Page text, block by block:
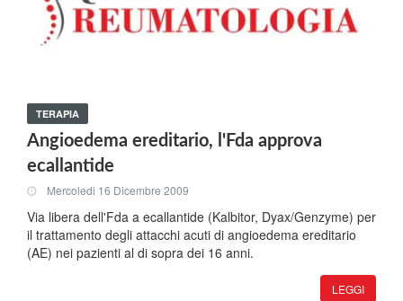
TERAPIA
Angioedema ereditario, l'Fda approva
ecallantide
Mercoledi 16 Dicembre 2009
Via libera dell'Fda a ecallantide (Kalbitor, Dyax/Genzyme) per
il trattamento degli attacchi acuti di angioedema ereditario
(AE) nei pazienti al di sopra dei 16 anni.
LEGGI